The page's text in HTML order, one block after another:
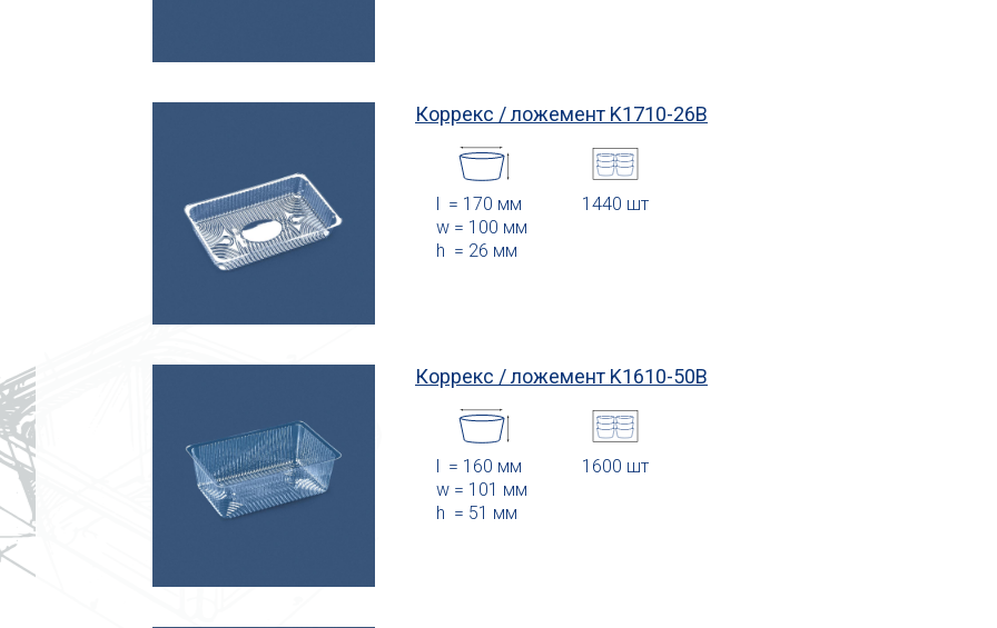
Коррекс / ложемент K1710-26B
l = 170 мм
w = 100 мм
h = 26 мм
1440 шт
Коррекс / ложемент K1610-50В
l = 160 мм
w = 101 мм
h = 51 мм
1600 шт